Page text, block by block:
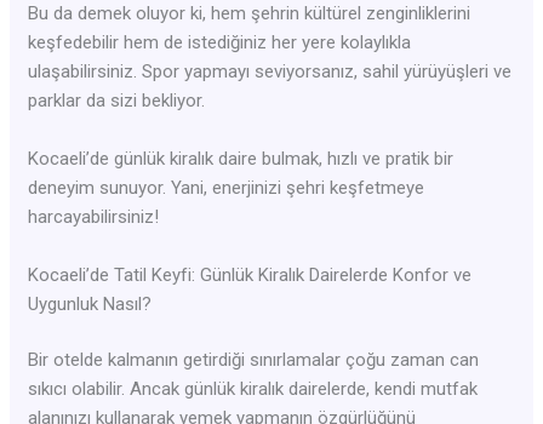
Bu da demek oluyor ki, hem şehrin kültürel zenginliklerini
keşfedebilir hem de istediğiniz her yere kolaylıkla
ulaşabilirsiniz. Spor yapmayı seviyorsanız, sahil yürüyüşleri ve
parklar da sizi bekliyor.
Kocaeli’de günlük kiralık daire bulmak, hızlı ve pratik bir
deneyim sunuyor. Yani, enerjinizi şehri keşfetmeye
harcayabilirsiniz!
Kocaeli’de Tatil Keyfi: Günlük Kiralık Dairelerde Konfor ve
Uygunluk Nasıl?
Bir otelde kalmanın getirdiği sınırlamalar çoğu zaman can
sıkıcı olabilir. Ancak günlük kiralık dairelerde, kendi mutfak
alanınızı kullanarak yemek yapmanın özgürlüğünü